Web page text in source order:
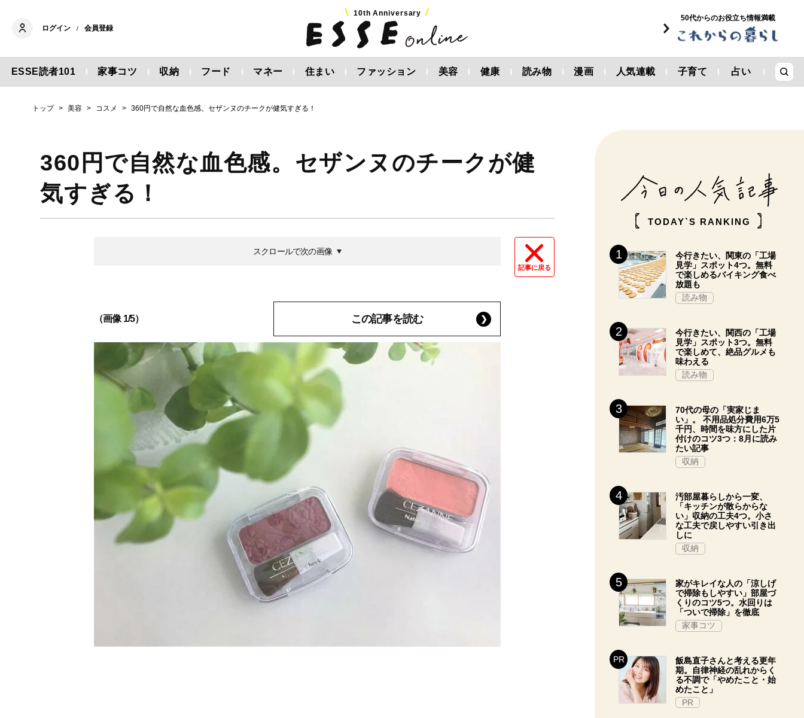
ログイン / 会員登録
10th Anniversary
50代からのお役立ち情報満載
ESSE読者101 家事コツ 収納 フード マネー 住まい ファッション 美容 健康 読み物 漫画 人気連載 子育て 占い
トップ 美容 コスメ 360円で自然な血色感。セザンヌのチークが健気すぎる！
360円で自然な血色感。セザンヌのチークが健
気すぎる！
記事に戻る
スクロールで次の画像
（画像 1/5） この記事を読む
TODAY`S RANKING
今行きたい、関東の「工場
見学」スポット4つ。無料
で楽しめるバイキング食べ
放題も
読み物
今行きたい、関西の「工場
見学」スポット3つ。無料
で楽しめて、絶品グルメも
味わえる
読み物
70代の母の「実家じま
い」。 不用品処分費用6万5
千円、時間を味方にした片
付けのコツ3つ：8月に読み
たい記事
収納
汚部屋暮らしから一変、
「キッチンが散らからな
い」収納の工夫4つ。小さ
な工夫で戻しやすい引き出
しに
収納
家がキレイな人の「涼しげ
で掃除もしやすい」部屋づ
くりのコツ5つ。水回りは
「ついで掃除」を徹底
家事コツ
飯島直子さんと考える更年
期。自律神経の乱れからく
る不調で「やめたこと・始
めたこと」
PR